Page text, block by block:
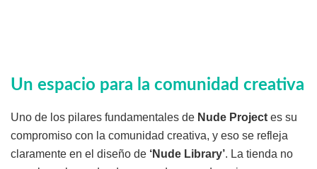
Un espacio para la comunidad creativa
Uno de los pilares fundamentales de Nude Project es su
compromiso con la comunidad creativa, y eso se refleja
claramente en el diseño de ‘Nude Library’. La tienda no